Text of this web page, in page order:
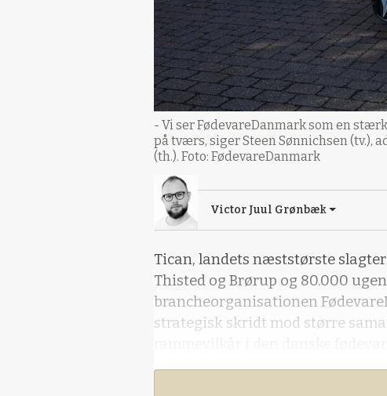
- Vi ser FødevareDanmark som en
på tværs, siger Steen Sønnichsen (tv.),
(th.). Foto: FødevareDanmark
Victor Juul Grønbæk
Tican, landets næststørste
Thisted og Brørup og 80.000
brancheorganisationen
strategisk skridt mod større